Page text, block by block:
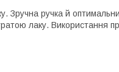
Зручна ручка й
лаку. Використання